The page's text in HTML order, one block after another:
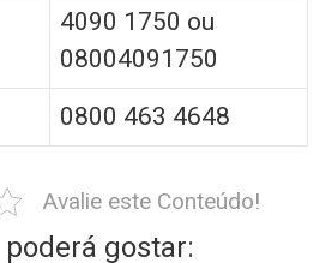
4090 1750 ou
08004091750
0800 463 4648
Avalie este Conteúdo!
gostar: